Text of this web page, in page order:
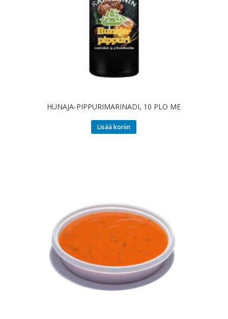
HUNAJA-PIPPURIMARINADI, 10 PLO ME
Lisää koriin